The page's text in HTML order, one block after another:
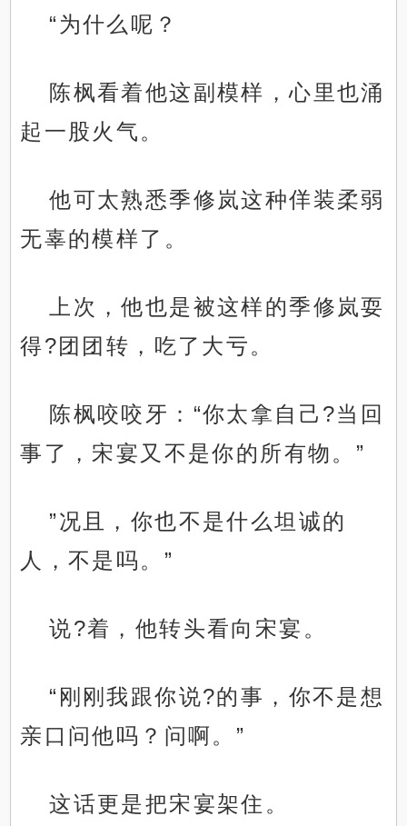
“为什么呢？
陈枫看着他这副模样，心里也涌
起一股火气。
他可太熟悉季修岚这种佯装柔弱
无辜的模样了。
上次，他也是被这样的季修岚耍
得?团团转，吃了大亏。
陈枫咬咬牙：“你太拿自己?当回
事了，宋宴又不是你的所有物。”
”况且，你也不是什么坦诚的
人，不是吗。”
说?着，他转头看向宋宴。
“刚刚我跟你说?的事，你不是想
亲口问他吗？问啊。”
这话更是把宋宴架住。